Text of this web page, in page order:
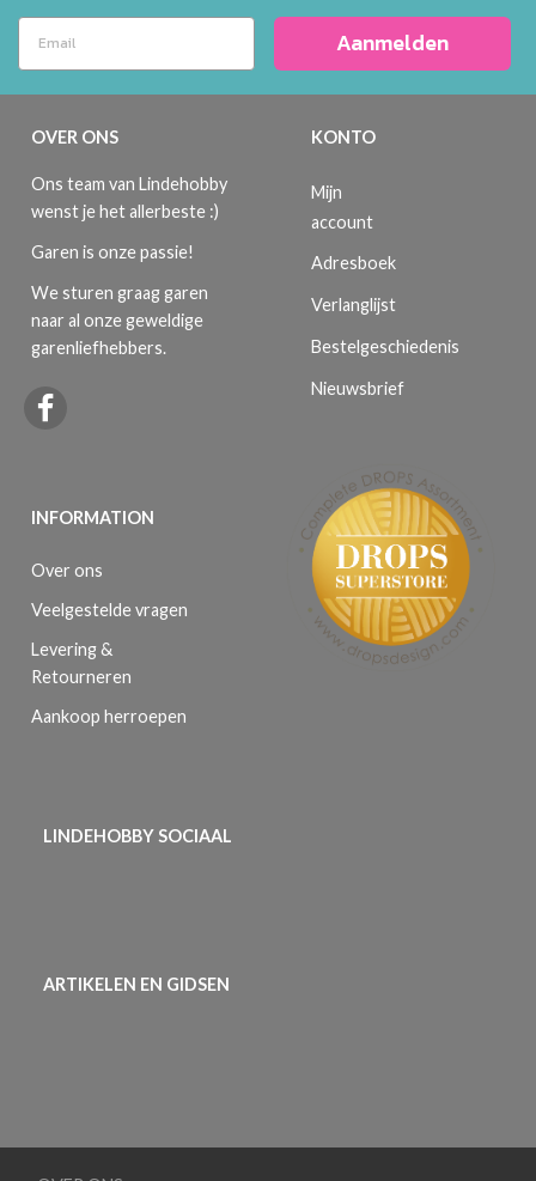
Aanmelden
OVER ONS
Ons team van Lindehobby
wenst je het allerbeste :)
Garen is onze passie!
We sturen graag garen
naar al onze geweldige
garenliefhebbers.
INFORMATION
Over ons
Veelgestelde vragen
Levering &
Retourneren
Aankoop herroepen
KONTO
Mijn
account
Adresboek
Verlanglijst
Bestelgeschiedenis
Nieuwsbrief
LINDEHOBBY SOCIAAL
ARTIKELEN EN GIDSEN